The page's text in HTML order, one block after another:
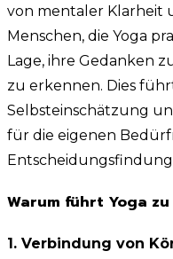
von mentaler Klarheit
Menschen, die Yoga
Lage, ihre Gedanken
zu erkennen. Dies
Selbsteinschätzung
für die eigenen
Warum führt Yoga
1. Verbindung von